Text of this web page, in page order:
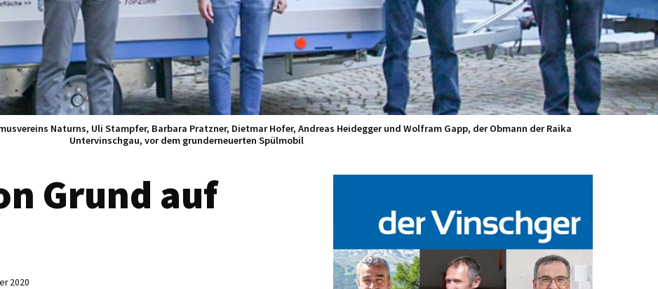
Naturns, Uli Stampfer, Barbara Pratzner, Dietmar Hofer, Andreas Heidegger und Wolfram Gapp, der Obmann der Raika
Untervinschgau, vor dem grunderneuerten Spülmobil
Grund auf
2020